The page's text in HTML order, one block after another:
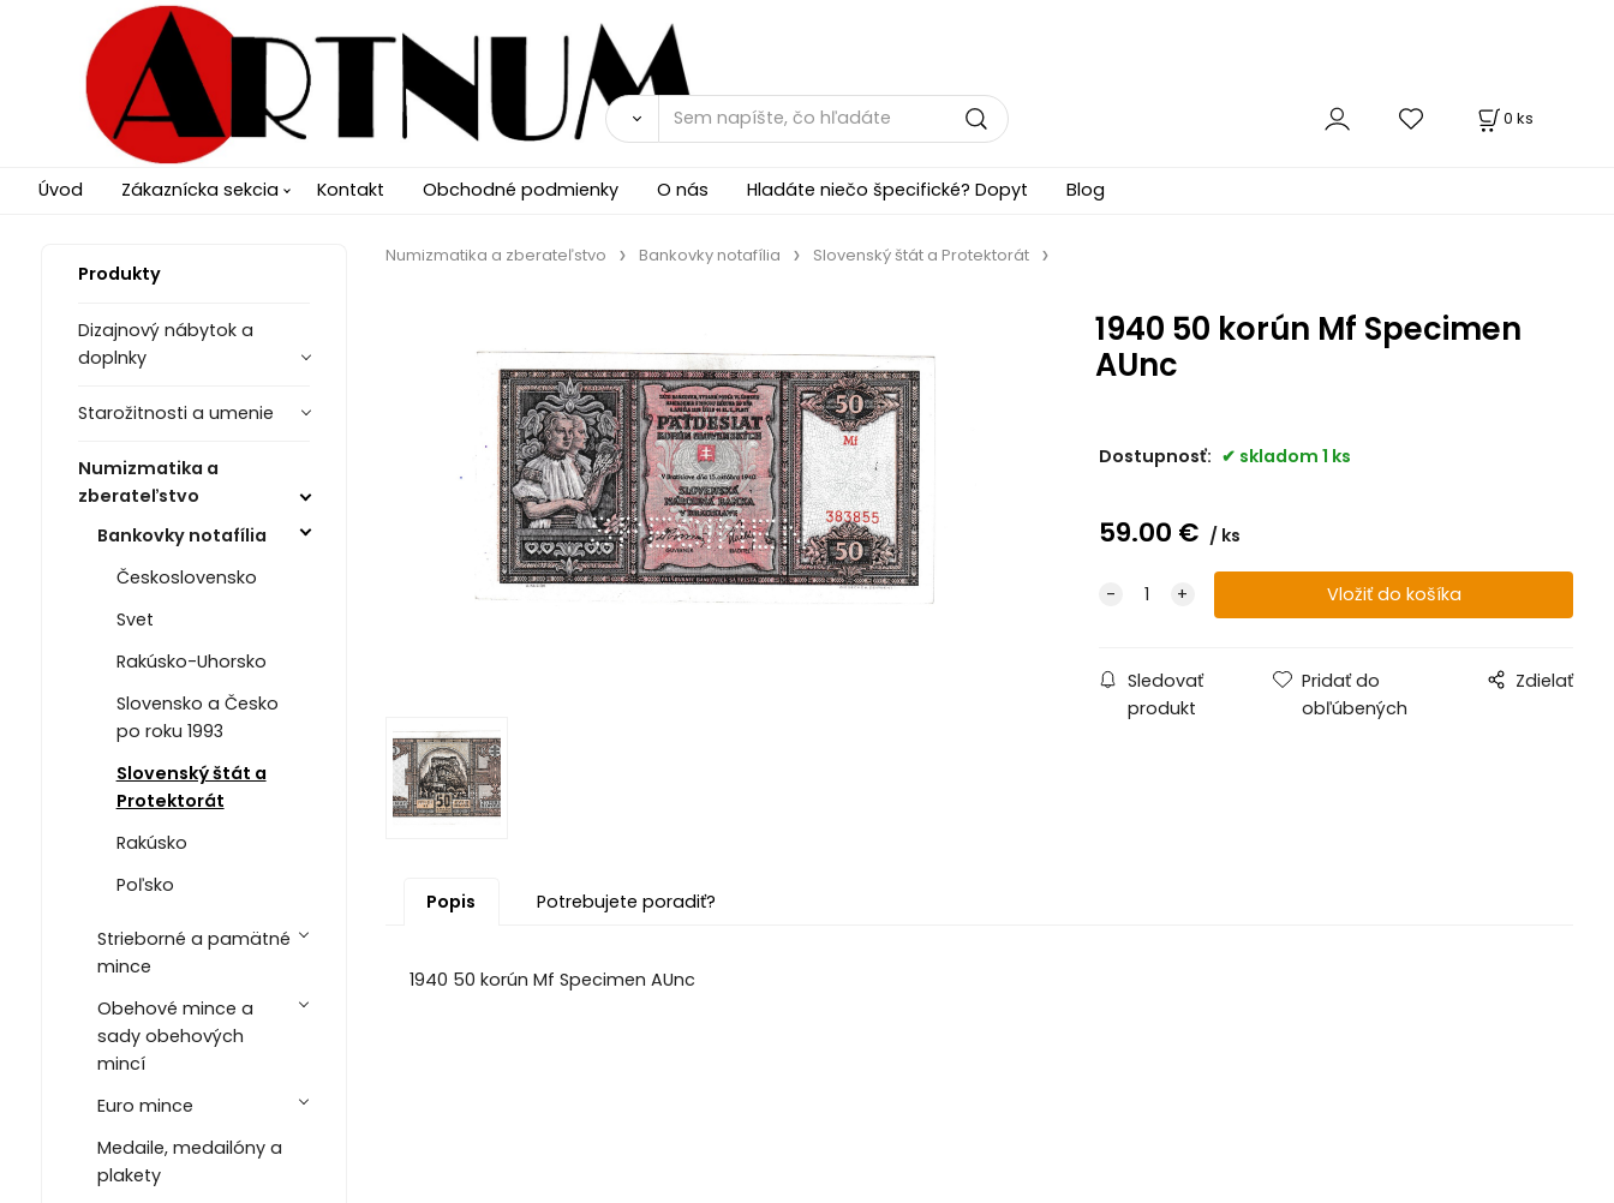
0 ks
Úvod Zákaznícka sekcia Kontakt Obchodné podmienky O nás Hladáte niečo špecifické? Dopyt Blog
Produkty
Dizajnový nábytok a
doplnky
Starožitnosti a umenie
Numizmatika a
zberateľstvo
Bankovky notafília
Československo
Svet
Rakúsko-Uhorsko
Slovensko a Česko
po roku 1993
Slovenský štát a
Protektorát
Rakúsko
Poľsko
Strieborné a pamätné
mince
Obehové mince a
sady obehových
mincí
Euro mince
Medaile, medailóny a
plakety
Numizmatika a zberateľstvo Bankovky notafília Slovenský štát a Protektorát
1940 50 korún Mf Specimen
AUnc
Dostupnosť: skladom 1 ks
59.00 € ks
Sledovať
produkt
Pridať do
obľúbených
Zdielať
Popis Potrebujete poradiť?
1940 50 korún Mf Specimen AUnc